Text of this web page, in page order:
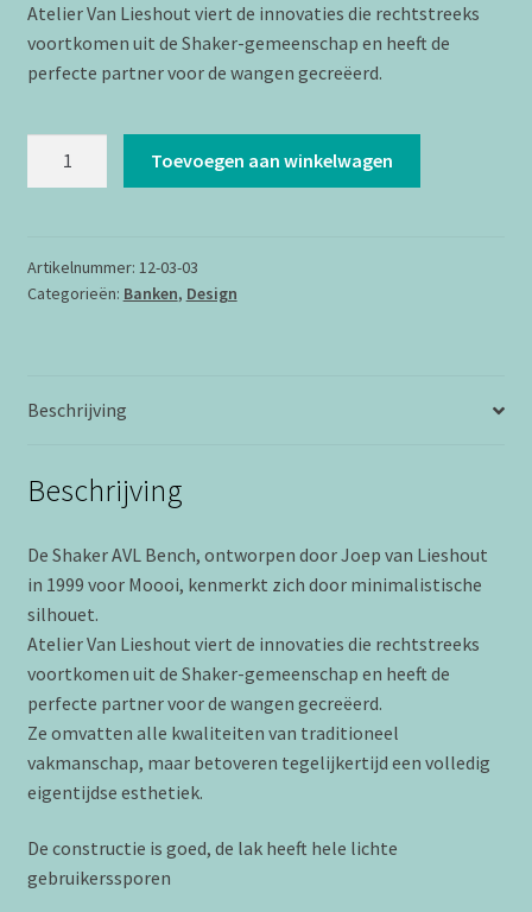
Atelier Van Lieshout viert de innovaties die rechtstreeks
voortkomen uit de Shaker-gemeenschap en heeft de
perfecte partner voor de wangen gecreëerd.
AVL
Shaker
Van
Toevoegen aan winkelwagen
Artikelnummer: 12-03-03
Categorieën: Banken, Design
Beschrijving
Beschrijving
De Shaker AVL Bench, ontworpen door Joep van Lieshout
in 1999 voor Moooi, kenmerkt zich door minimalistische
silhouet.
Atelier Van Lieshout viert de innovaties die rechtstreeks
voortkomen uit de Shaker-gemeenschap en heeft de
perfecte partner voor de wangen gecreëerd.
Ze omvatten alle kwaliteiten van traditioneel
vakmanschap, maar betoveren tegelijkertijd een volledig
eigentijdse esthetiek.
De constructie is goed, de lak heeft hele lichte
gebruikerssporen